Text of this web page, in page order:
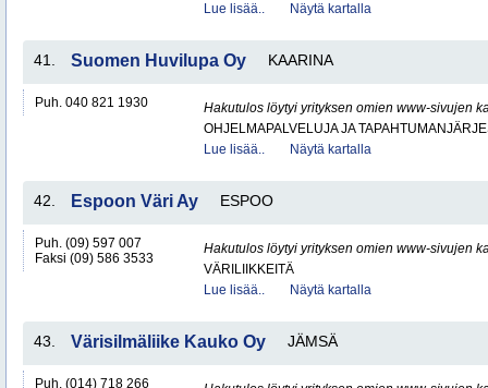
Lue lisää..
Näytä kartalla
41. Suomen Huvilupa Oy KAARINA
Puh. 040 821 1930
Hakutulos löytyi yrityksen omien www-sivujen
OHJELMAPALVELUJA JA
Lue lisää..
Näytä kartalla
42. Espoon Väri Ay ESPOO
Puh. (09) 597 007
Faksi (09) 586 3533
Hakutulos löytyi yrityksen omien www-sivujen
VÄRILIIKKEITÄ
Lue lisää..
Näytä kartalla
43. Värisilmäliike Kauko Oy JÄMSÄ
Puh. (014) 718 266